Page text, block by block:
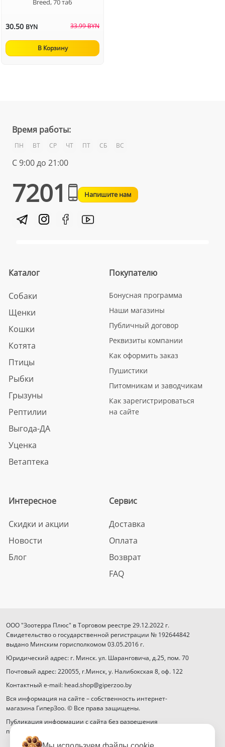
Breed, 70 таб
30.50 BYN 33.99 BYN
В Корзину
Время работы:
ПН ВТ СР ЧТ ПТ СБ ВС
С 9:00 до 21:00
7201 Напишите нам
Каталог
Собаки
Щенки
Кошки
Котята
Птицы
Рыбки
Грызуны
Рептилии
Выгода-ДА
Уценка
Ветаптека
Покупателю
Бонусная программа
Наши магазины
Публичный договор
Реквизиты компании
Как оформить заказ
Пушистики
Питомникам и заводчикам
Как зарегистрироваться
на сайте
Интересное
Скидки и акции
Новости
Блог
Сервис
Доставка
Оплата
Возврат
FAQ
ООО "Зоотерра Плюс" в Торговом реестре 29.12.2022 г.
Свидетельство о государственной регистрации № 192644842
выдано Минским горисполкомом 03.05.2016 г.
Юридический адрес: г. Минск. ул. Шаранговича, д.25, пом. 70
Почтовый адрес: 220055, г.Минск, у. Налибокская 8, оф. 122
Контактный e-mail: head.shop@giperzoo.by
Вся информация на сайте – собственность интернет-
магазина ГиперЗоо. © Все права защищены.
Публикация информации с сайта без разрешения
правообладателя запрещена.